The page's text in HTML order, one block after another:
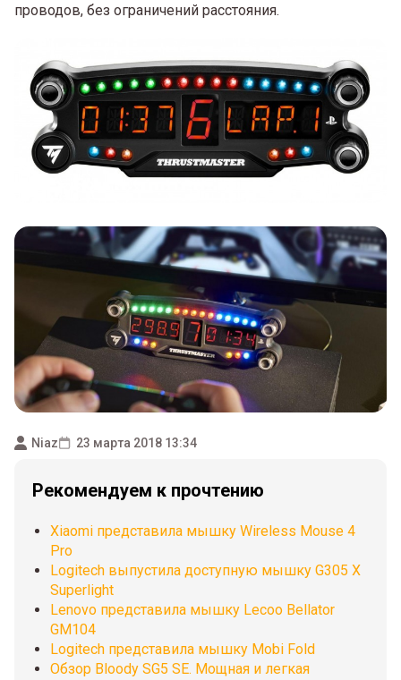
проводов, без ограничений расстояния.
Niaz 23 марта 2018 13:34
Рекомендуем к прочтению
Xiaomi представила мышку Wireless Mouse 4
Pro
Logitech выпустила доступную мышку G305 X
Superlight
Lenovo представила мышку Lecoo Bellator
GM104
Logitech представила мышку Mobi Fold
Обзор Bloody SG5 SE. Мощная и легкая